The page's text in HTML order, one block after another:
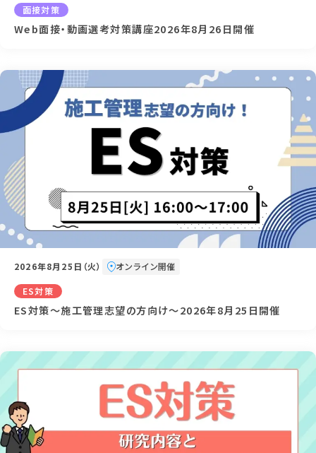
面接対策
Web面接・動画選考対策講座2026年8月26日開催
2026年8月25日（火） オンライン開催
ES対策
ES対策～施工管理志望の方向け～2026年8月25日開催